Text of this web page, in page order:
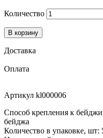
Количество
В корзину
Доставка
Оплата
Артикул kl000006
Способ крепления к
бейджа
Количество в упаковке, шт: